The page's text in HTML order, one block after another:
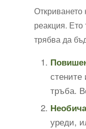
реакция. Ето
трябва да
стените
тръба.
уреди,